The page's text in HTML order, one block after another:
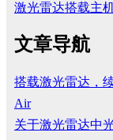
激光雷达搭载主
文章导航
搭载激光雷达，
Air
关于激光雷达中